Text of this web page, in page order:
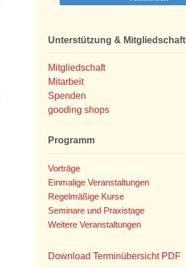
Unterstützung & Mitgliedschaft
Mitgliedschaft
Mitarbeit
Spenden
gooding shops
Programm
Vorträge
Einmalige Veranstaltungen
Regelmäßige Kurse
Seminare und Praxistage
Weitere Veranstaltungen
Download Terminübersicht PDF